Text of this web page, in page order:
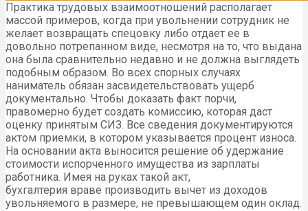
Практика трудовых взаимоотношений располагает
массой примеров, когда при увольнении сотрудник не
желает возвращать спецовку либо отдает ее в
довольно потрепанном виде, несмотря на то, что выдана
она была сравнительно недавно и не должна выглядеть
подобным образом. Во всех спорных случаях
наниматель обязан засвидетельствовать ущерб
документально. Чтобы доказать факт порчи,
правомерно будет создать комиссию, которая даст
оценку принятым СИЗ. Все сведения документируются
актом приемки, в котором указывается процент износа.
На основании акта выносится решение об удержание
стоимости испорченного имущества из зарплаты
работника. Имея на руках такой акт,
бухгалтерия враве производить вычет из доходов
увольняемого в размере, не превышающем один оклад.